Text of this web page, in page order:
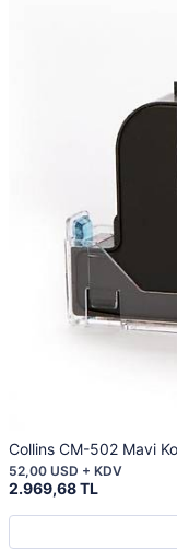
Collins CM-502 Mavi
2.969,68 TL
52,00 USD + KDV